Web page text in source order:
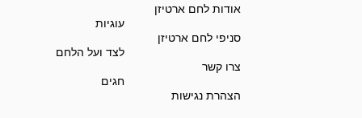
אודות לחם ארטיזן
סניפי לחם ארטיזן
צרו קשר
הצהרת נגישות
עוגיות
לצד ועל הלחם
חגים